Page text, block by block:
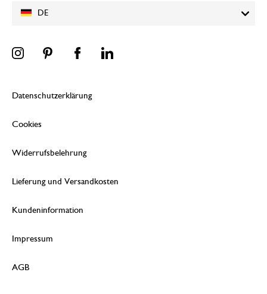
DE
Datenschutzerklärung
Cookies
Widerrufsbelehrung
Lieferung und Versandkosten
Kundeninformation
Impressum
AGB